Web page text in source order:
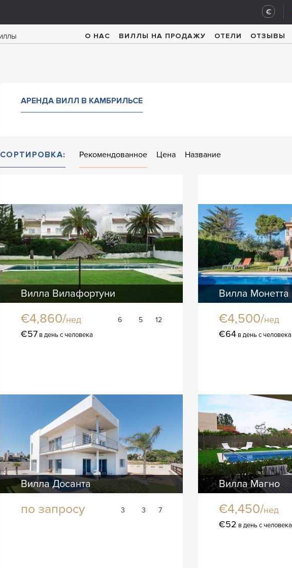
€
О НАС ВИЛЛЫ НА ПРОДАЖУ ОТЕЛИ ОТЗЫВЫ
АРЕНДА ВИЛЛ В КАМБРИЛЬСЕ
СОРТИРОВКА: Рекомендованное Цена Название
Вилла Вилафортуни
€4,860/нед 6 5 12
€57 в день с человека
Вилла Монетта
€4,500/нед
€64 в день с человека
Вилла Досанта
по запросу 3 3 7
Вилла Магно
€4,450/нед
€52 в день с человека